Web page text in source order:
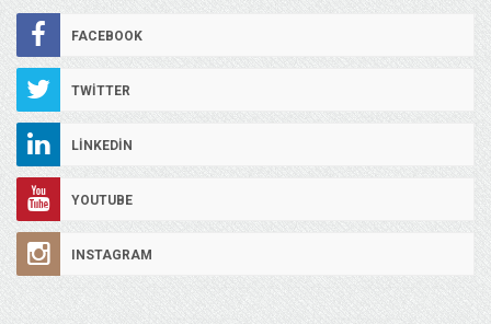
FACEBOOK
TWITTER
LINKEDIN
YOUTUBE
INSTAGRAM